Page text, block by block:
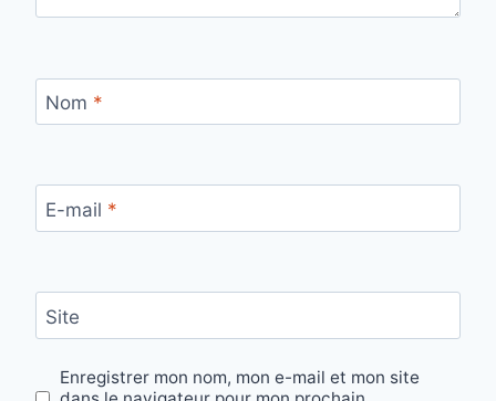
Nom *
E-mail *
Site
Enregistrer mon nom, mon e-mail et mon site